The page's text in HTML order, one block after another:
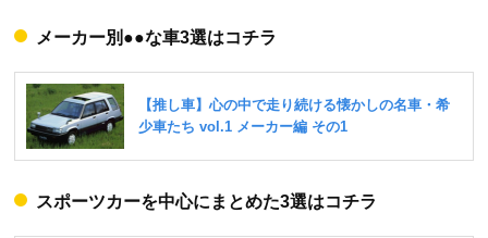
メーカー別●●な車3選はコチラ
スポーツカーを中心にまとめた3選はコチラ